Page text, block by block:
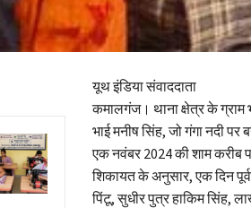
यूथ इंडिया संवाददाता
कमालगंज। थाना क्षेत्र के ग्राम
भाई मनीष सिंह, जो गंगा नदी
एक नवंबर 2024 की शाम करीब
शिकायत के अनुसार, एक दिन
पिंटू, सुधीर पुत्र हाकिम सिंह,